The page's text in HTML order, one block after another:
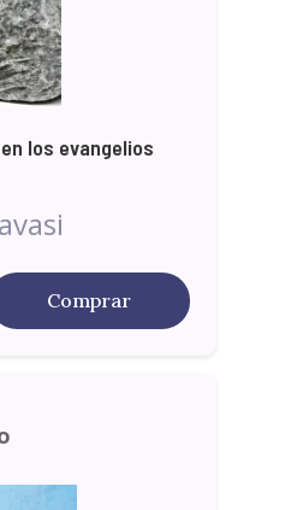
los evangelios
Comprar